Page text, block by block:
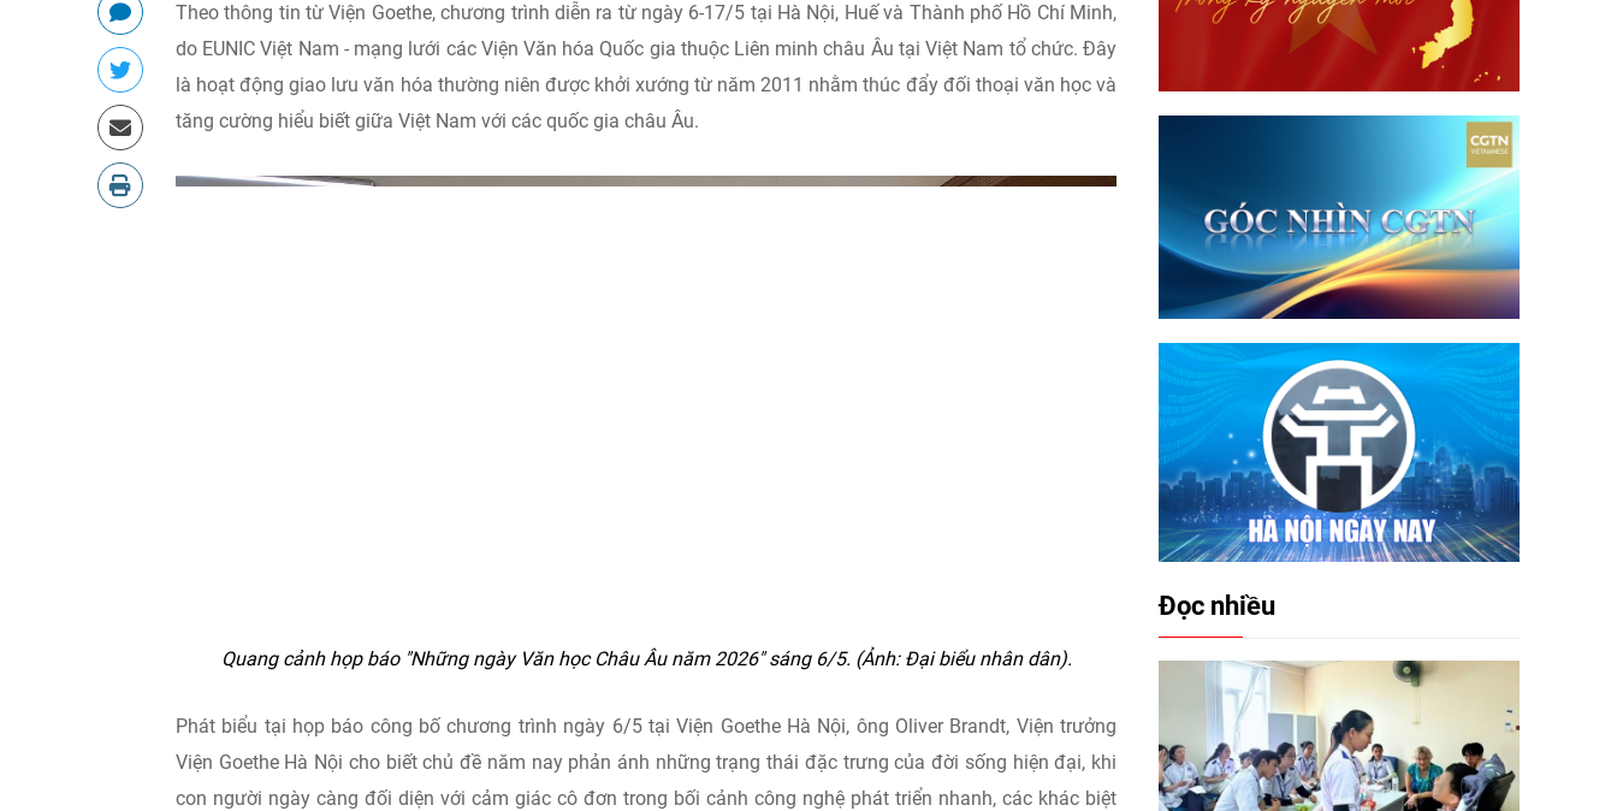
Theo thông tin từ Viện Goethe, chương trình diễn ra từ ngày 6-17/5 tại Hà Nội, Huế và Thành phố Hồ Chí Minh,
do EUNIC Việt Nam - mạng lưới các Viện Văn hóa Quốc gia thuộc Liên minh châu Âu tại Việt Nam tổ chức. Đây
là hoạt động giao lưu văn hóa thường niên được khởi xướng từ năm 2011 nhằm thúc đẩy đối thoại văn học và
tăng cường hiểu biết giữa Việt Nam với các quốc gia châu Âu.
Quang cảnh họp báo "Những ngày Văn học Châu Âu năm 2026" sáng 6/5. (Ảnh: Đại biểu nhân dân).
Phát biểu tại họp báo công bố chương trình ngày 6/5 tại Viện Goethe Hà Nội, ông Oliver Brandt, Viện trưởng
Viện Goethe Hà Nội cho biết chủ đề năm nay phản ánh những trạng thái đặc trưng của đời sống hiện đại, khi
con người ngày càng đối diện với cảm giác cô đơn trong bối cảnh công nghệ phát triển nhanh, các khác biệt
Đọc nhiều